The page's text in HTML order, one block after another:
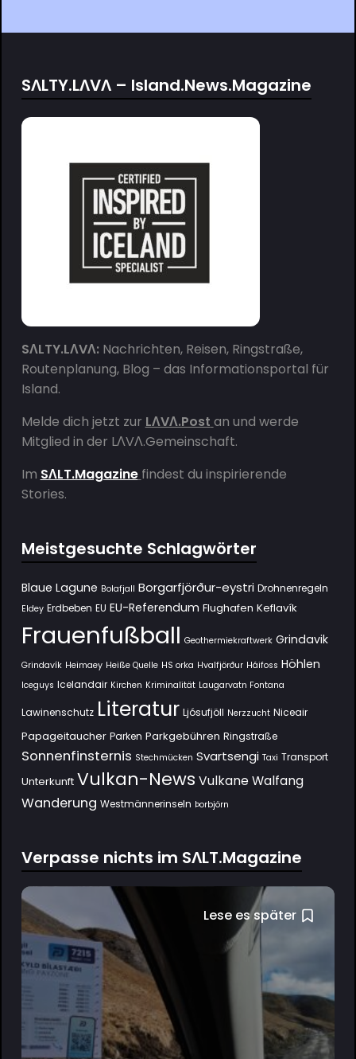
SΛLTY.LΛVΛ – Island.News.Magazine
SΛLTY.LΛVΛ:Nachrichten, Reisen, Ringstraße,
Routenplanung, Blog – das Informationsportal für
Island.
Melde dich jetzt zur LΛVΛ.Post an und werde
Mitglied in der LΛVΛ.Gemeinschaft.
Im SΛLT.Magazine findest du inspirierende
Stories.
Meistgesuchte Schlagwörter
Blaue Lagune Bolafjall Borgarfjörður-eystri Drohnenregeln
Eldey Erdbeben EU EU-Referendum Flughafen Keflavík
Frauenfußball Geothermiekraftwerk Grindavik
Grindavík Heimaey Heiße Quelle HS orka Hvalfjörður Háifoss Höhlen
Iceguys Icelandair Kirchen Kriminalität Laugarvatn Fontana
Lawinenschutz Literatur Ljósufjöll Nerzzucht Niceair
Papageitaucher Parken Parkgebühren Ringstraße
Sonnenfinsternis Stechmücken Svartsengi Taxi Transport
Unterkunft Vulkan-News Vulkane Walfang
Wanderung Westmännerinseln Þorbjörn
Verpasse nichts im SΛLT.Magazine
Lese es später